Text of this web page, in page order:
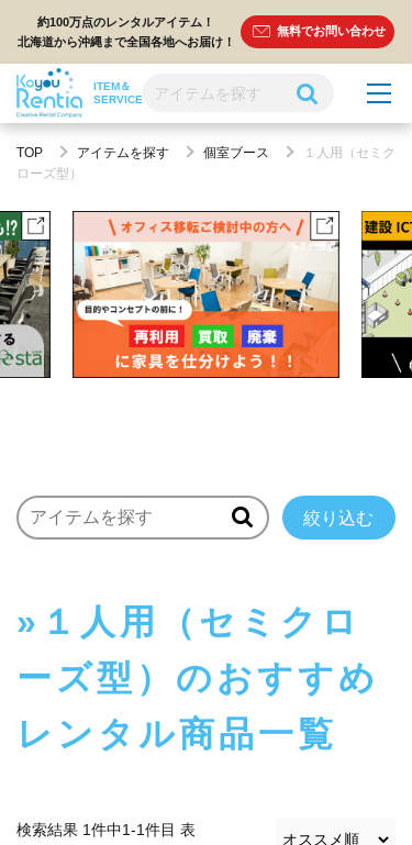
約100万点のレンタルアイテム！
北海道から沖縄まで全国各地へお届け！
無料でお問い合わせ
ITEM＆
SERVICE
TOP アイテムを探す 個室ブース
１人用（セミク
ローズ型）
絞り込む
１人用（セミクロ
ーズ型）のおすすめ
レンタル商品一覧
検索結果 1件中1-1件目 表